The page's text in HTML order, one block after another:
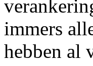
immers
hebben al